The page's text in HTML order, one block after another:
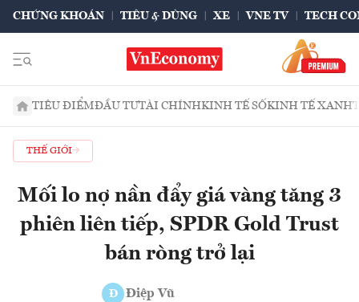
CHỨNG KHOÁN TIÊU & DÙNG XE VNE TV TECH
TIÊU ĐIỂMĐẦU TƯTÀI CHÍNHKINH TẾ SỐKINH TẾ XANH
THẾ GIỚI
Mối lo nợ nần đẩy giá vàng tăng 3
phiên liên tiếp, SPDR Gold Trust
bán ròng trở lại
Đ Điệp Vũ